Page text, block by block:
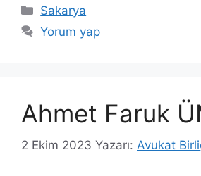
Kategoriler
Sakarya
Yorum yap
Ahmet Faruk
2 Ekim 2023 Yazarı: Avukat